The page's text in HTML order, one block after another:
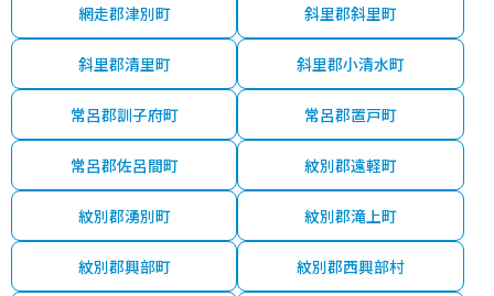
網走郡津別町 斜里郡斜里町
斜里郡清里町 斜里郡小清水町
常呂郡訓子府町 常呂郡置戸町
常呂郡佐呂間町 紋別郡遠軽町
紋別郡湧別町 紋別郡滝上町
紋別郡興部町 紋別郡西興部村